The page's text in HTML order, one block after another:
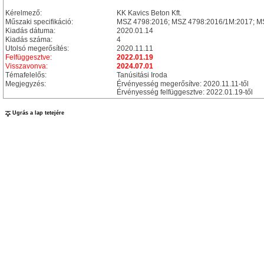
Kérelmező:
KK Kavics Beton Kft.
Műszaki specifikáció:
MSZ 4798:2016; MSZ 4798:2016/1M:2017;
Kiadás dátuma:
2020.01.14
Kiadás száma:
4
Utolsó megerősítés:
2020.11.11
Felfüggesztve:
2022.01.19
Visszavonva:
2024.07.01
Témafelelős:
Tanúsitási Iroda
Megjegyzés:
Érvényesség megerősítve: 2020.11.11-től
Érvényesség felfüggesztve: 2022.01.19-től
Ugrás a lap tetejére